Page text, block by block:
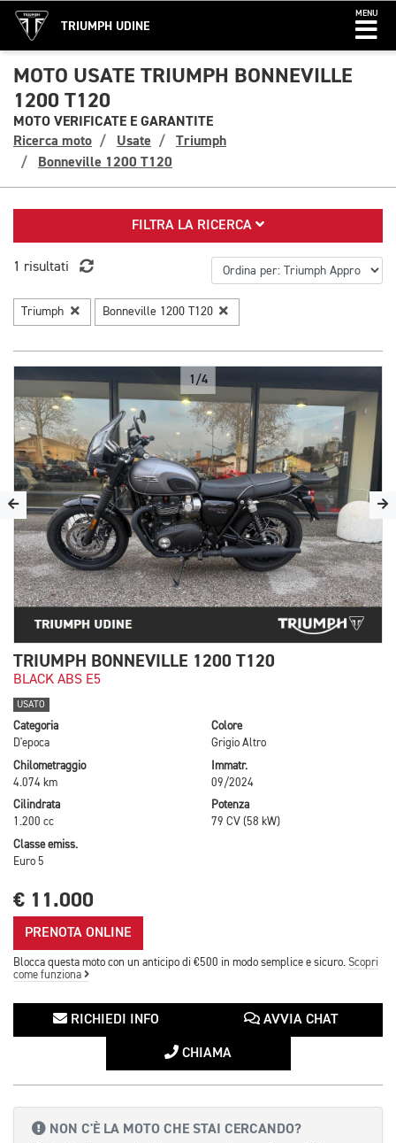
TRIUMPH UDINE
MENU
MOTO USATE TRIUMPH BONNEVILLE
1200 T120
MOTO VERIFICATE E GARANTITE
Ricerca moto
Usate
Triumph
Bonneville 1200 T120
FILTRA LA RICERCA
1 risultati
Triumph Bonneville 1200 T120
1/4
TRIUMPH BONNEVILLE 1200 T120
BLACK ABS E5
USATO
Categoria
D'epoca
Colore
Grigio Altro
Chilometraggio
4.074 km
Immatr.
09/2024
Cilindrata
1.200 cc
Potenza
79 CV (58 kW)
Classe emiss.
Euro 5
€ 11.000
PRENOTA ONLINE
Blocca questa moto con un anticipo di €500 in modo semplice e sicuro. Scopri
come funziona
RICHIEDI INFO AVVIA CHAT
CHIAMA
NON C'È LA MOTO CHE STAI CERCANDO?